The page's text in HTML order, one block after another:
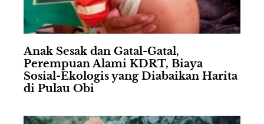
Anak Sesak dan Gatal-Gatal,
Perempuan Alami KDRT, Biaya
Sosial-Ekologis yang Diabaikan Harita
di Pulau Obi